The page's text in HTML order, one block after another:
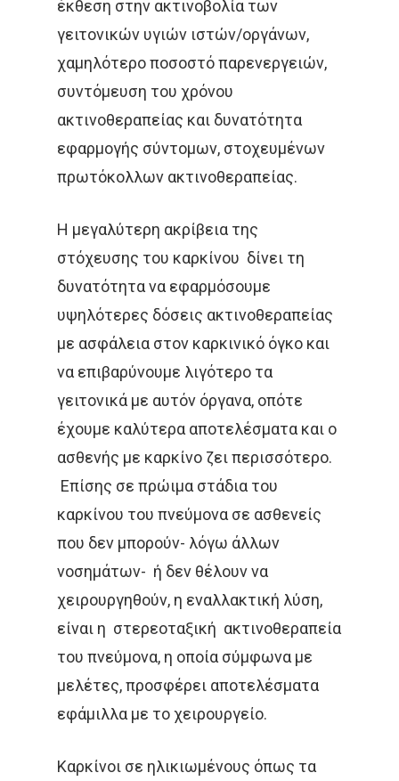
έκθεση στην ακτινοβολία των
γειτονικών υγιών ιστών/οργάνων,
χαμηλότερο ποσοστό παρενεργειών,
συντόμευση του χρόνου
ακτινοθεραπείας και δυνατότητα
εφαρμογής σύντομων, στοχευμένων
πρωτόκολλων ακτινοθεραπείας.
Η μεγαλύτερη ακρίβεια της
στόχευσης του καρκίνου δίνει τη
δυνατότητα να εφαρμόσουμε
υψηλότερες δόσεις ακτινοθεραπείας
με ασφάλεια στον καρκινικό όγκο και
να επιβαρύνουμε λιγότερο τα
γειτονικά με αυτόν όργανα, οπότε
έχουμε καλύτερα αποτελέσματα και ο
ασθενής με καρκίνο ζει περισσότερο.
Επίσης σε πρώιμα στάδια του
καρκίνου του πνεύμονα σε ασθενείς
που δεν μπορούν- λόγω άλλων
νοσημάτων- ή δεν θέλουν να
χειρουργηθούν, η εναλλακτική λύση,
είναι η στερεοταξική ακτινοθεραπεία
του πνεύμονα, η οποία σύμφωνα με
μελέτες, προσφέρει αποτελέσματα
εφάμιλλα με το χειρουργείο.
Καρκίνοι σε ηλικιωμένους όπως τα